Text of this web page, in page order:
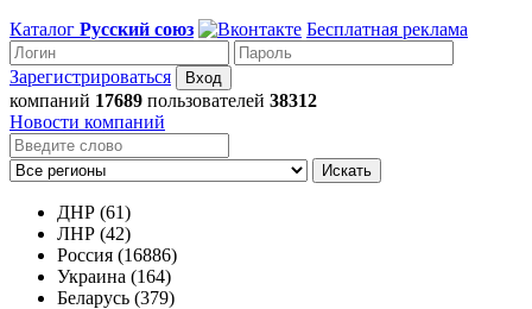
Каталог Русский союз Бесплатная реклама
Зарегистрироваться
компаний 17689 пользователей 38312
Новости компаний
Искать
ДНР (61)
ЛНР (42)
Россия (16886)
Украина (164)
Беларусь (379)